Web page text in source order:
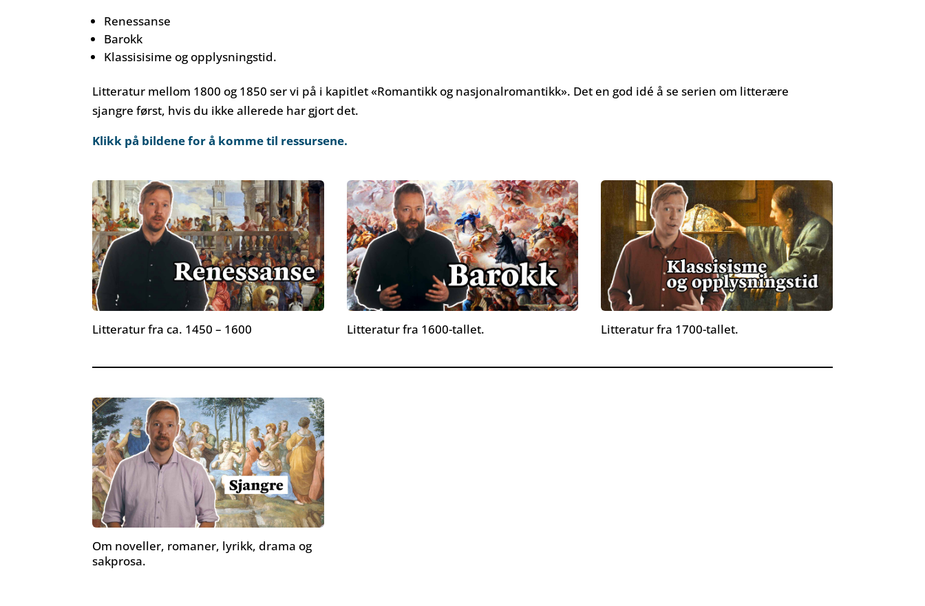
Renessanse
Barokk
Klassisisime og opplysningstid.
Litteratur mellom 1800 og 1850 ser vi på i kapitlet «Romantikk og nasjonalromantikk». Det en god idé å se serien om litterære
sjangre først, hvis du ikke allerede har gjort det.
Klikk på bildene for å komme til ressursene.
Litteratur fra ca. 1450 – 1600 Litteratur fra 1600-tallet. Litteratur fra 1700-tallet.
Om noveller, romaner, lyrikk, drama og
sakprosa.